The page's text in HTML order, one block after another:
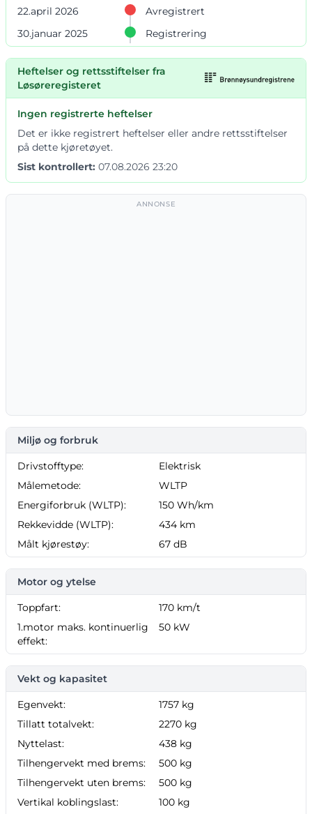
22.april 2026
Avregistrert
30.januar 2025
Registrering
Heftelser og rettsstiftelser fra
Løsøreregisteret
Ingen registrerte heftelser
Det er ikke registrert heftelser eller andre rettsstiftelser
på dette kjøretøyet.
Sist kontrollert: 07.08.2026 23:20
ANNONSE
Miljø og forbruk
Drivstofftype:
Elektrisk
Målemetode:
WLTP
Energiforbruk (WLTP):
150 Wh/km
Rekkevidde (WLTP):
434 km
Målt kjørestøy:
67 dB
Motor og ytelse
Toppfart:
170 km/t
1.motor maks. kontinuerlig
effekt:
50 kW
Vekt og kapasitet
Egenvekt:
1757 kg
Tillatt totalvekt:
2270 kg
Nyttelast:
438 kg
Tilhengervekt med brems:
500 kg
Tilhengervekt uten brems:
500 kg
Vertikal koblingslast:
100 kg